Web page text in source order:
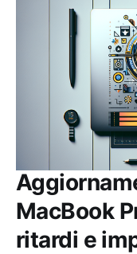
MacBook
ritardi e